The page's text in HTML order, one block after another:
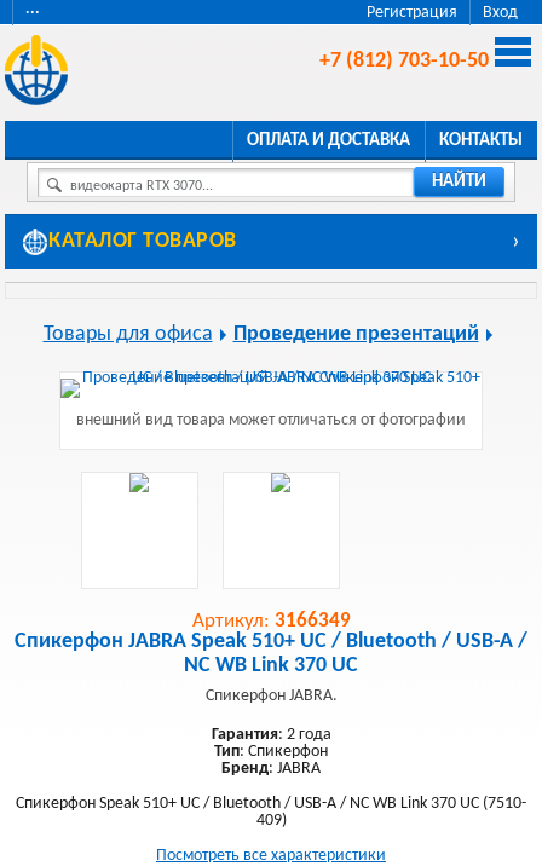
Регистрация Вход
···
+7 (812) 703-10-50
ОПЛАТА И ДОСТАВКА КОНТАКТЫ
видеокарта RTX 3070... НАЙТИ
КАТАЛОГ ТОВАРОВ ›
Товары для офиса Проведение презентаций
внешний вид товара может отличаться от фотографии
Артикул: 3166349
Спикерфон JABRA Speak 510+ UC / Bluetooth / USB-A /
NC WB Link 370 UC
Спикерфон JABRA.
Гарантия: 2 года
Тип: Спикерфон
Бренд: JABRA
Спикерфон Speak 510+ UC / Bluetooth / USB-A / NC WB Link 370 UC (7510-
409)
Посмотреть все характеристики